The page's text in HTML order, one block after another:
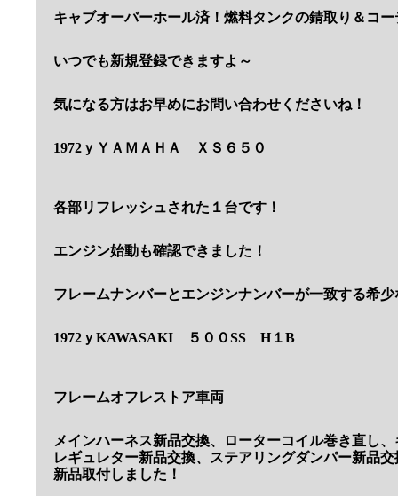
キャブオーバーホール済！燃料タンクの錆取り＆コ
いつでも新規登録できますよ～
気になる方はお早めにお問い合わせくださいね！
1972ｙＹＡＭＡＨＡ ＸＳ６５０
各部リフレッシュされた１台です！
エンジン始動も確認できました！
フレームナンバーとエンジンナンバーが一致する希
1972ｙKAWASAKI ５００SS H１B
フレームオフレストア車両
メインハーネス新品交換、ローターコイル巻き直し
レギュレター新品交換、ステアリングダンパー新品
新品取付しました！